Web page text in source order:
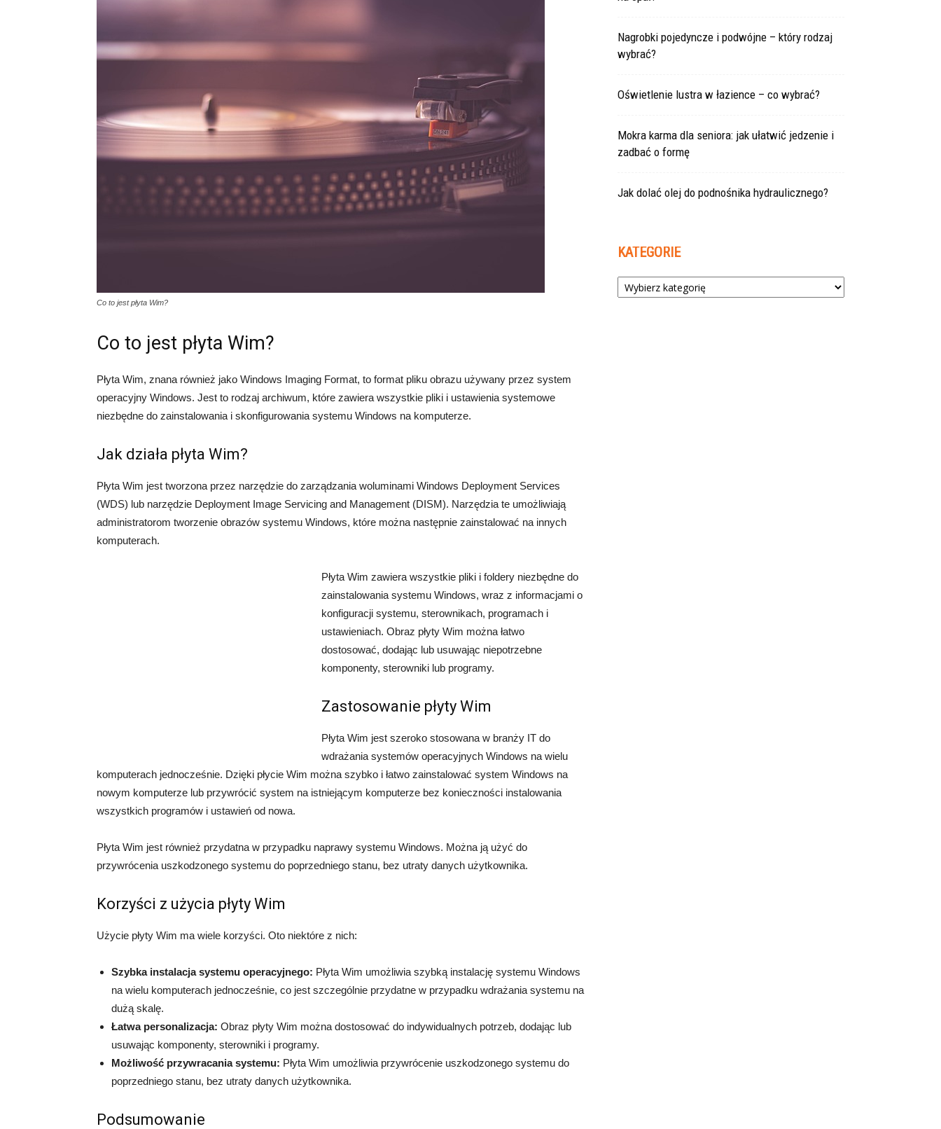
Co to jest płyta Wim?
Co to jest płyta Wim?
Płyta Wim, znana również jako Windows Imaging Format, to format pliku obrazu używany przez system
operacyjny Windows. Jest to rodzaj archiwum, które zawiera wszystkie pliki i ustawienia systemowe
niezbędne do zainstalowania i skonfigurowania systemu Windows na komputerze.
Jak działa płyta Wim?
Płyta Wim jest tworzona przez narzędzie do zarządzania woluminami Windows Deployment Services
(WDS) lub narzędzie Deployment Image Servicing and Management (DISM). Narzędzia te umożliwiają
administratorom tworzenie obrazów systemu Windows, które można następnie zainstalować na innych
komputerach.
Płyta Wim zawiera wszystkie pliki i foldery niezbędne do
zainstalowania systemu Windows, wraz z informacjami o
konfiguracji systemu, sterownikach, programach i
ustawieniach. Obraz płyty Wim można łatwo
dostosować, dodając lub usuwając niepotrzebne
komponenty, sterowniki lub programy.
Zastosowanie płyty Wim
Płyta Wim jest szeroko stosowana w branży IT do
wdrażania systemów operacyjnych Windows na wielu
komputerach jednocześnie. Dzięki płycie Wim można szybko i łatwo zainstalować system Windows na
nowym komputerze lub przywrócić system na istniejącym komputerze bez konieczności instalowania
wszystkich programów i ustawień od nowa.
Płyta Wim jest również przydatna w przypadku naprawy systemu Windows. Można ją użyć do
przywrócenia uszkodzonego systemu do poprzedniego stanu, bez utraty danych użytkownika.
Korzyści z użycia płyty Wim
Użycie płyty Wim ma wiele korzyści. Oto niektóre z nich:
Szybka instalacja systemu operacyjnego: Płyta Wim umożliwia szybką instalację systemu Windows
na wielu komputerach jednocześnie, co jest szczególnie przydatne w przypadku wdrażania systemu na
dużą skalę.
Łatwa personalizacja: Obraz płyty Wim można dostosować do indywidualnych potrzeb, dodając lub
usuwając komponenty, sterowniki i programy.
Możliwość przywracania systemu: Płyta Wim umożliwia przywrócenie uszkodzonego systemu do
poprzedniego stanu, bez utraty danych użytkownika.
Podsumowanie
Nagrobki pojedyncze i podwójne – który rodzaj
wybrać?
Oświetlenie lustra w łazience – co wybrać?
Mokra karma dla seniora: jak ułatwić jedzenie i
zadbać o formę
Jak dolać olej do podnośnika hydraulicznego?
KATEGORIE
Kategorie